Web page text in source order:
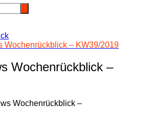
Wochenrückblick – KW39/2019
Wochenrückblick –